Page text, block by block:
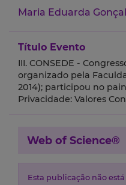
Maria Eduarda
Título Evento
III. CONSEDE -
organizado pela
2014); participou no
Privacidade: Valores
Web of Science®
Esta publicação não